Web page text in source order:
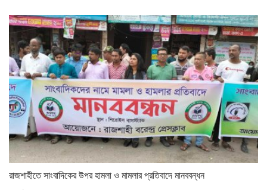
রাজশাহীতে সাংবাদিকের উপর হামলা ও মামলার প্রতিবাদে মানববন্ধন